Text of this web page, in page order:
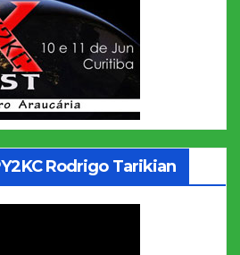
Rodrigo Tarikian